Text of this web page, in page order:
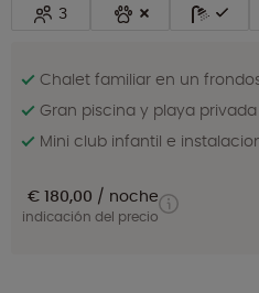
3
Chalet familiar en un
Gran piscina y playa
Mini club infantil e
€ 180,00 noche
indicación del precio